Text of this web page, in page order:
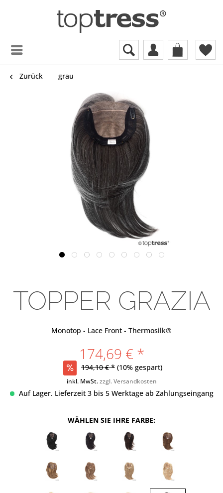
Zurück grau
TOPPER GRAZIA
Monotop - Lace Front - Thermosilk®
174,69 € *
194,10 € * (10% gespart)
inkl. MwSt.zzgl. Versandkosten
Auf Lager. Lieferzeit 3 bis 5 Werktage ab Zahlungseingang
WÄHLEN SIE IHRE FARBE: